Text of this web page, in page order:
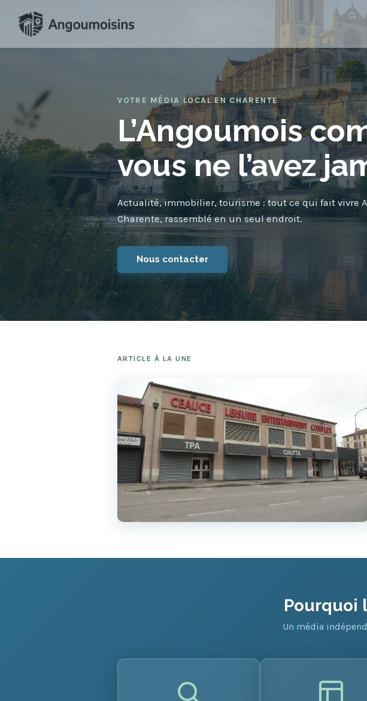
contenu
VOTRE MÉDIA LOCAL EN CHARENTE
L’Angoumois
vous ne l’avez
Actualité, immobilier, tourisme : tout ce qui fait vivre
Charente, rassemblé en un seul endroit.
Nous contacter
ARTICLE À LA UNE
Pourquoi
Un média